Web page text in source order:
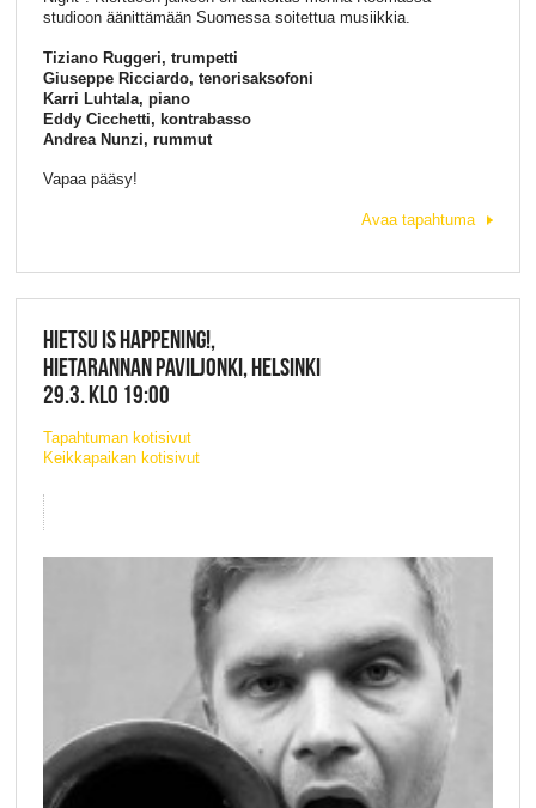
studioon äänittämään Suomessa soitettua musiikkia.
Tiziano Ruggeri, trumpetti
Giuseppe Ricciardo, tenorisaksofoni
Karri Luhtala, piano
Eddy Cicchetti, kontrabasso
Andrea Nunzi, rummut
Vapaa pääsy!
Avaa tapahtuma
HIETSU IS HAPPENING!,
HIETARANNAN PAVILJONKI, HELSINKI
29.3. KLO 19:00
Tapahtuman kotisivut
Keikkapaikan kotisivut